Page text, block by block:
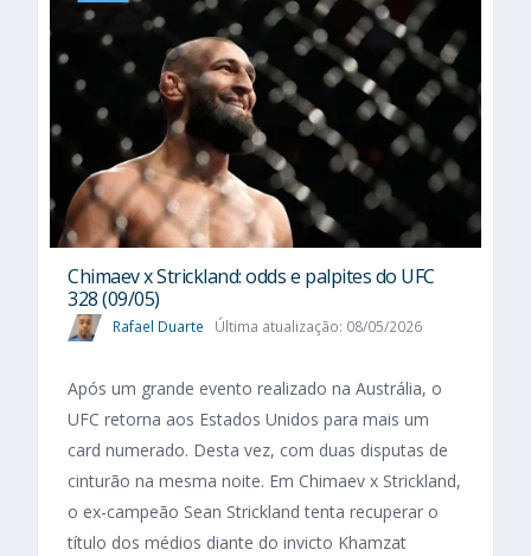
Chimaev x Strickland: odds e palpites do UFC
328 (09/05)
Rafael Duarte Última atualização: 08/05/2026
Após um grande evento realizado na Austrália, o
UFC retorna aos Estados Unidos para mais um
card numerado. Desta vez, com duas disputas de
cinturão na mesma noite. Em Chimaev x Strickland,
o ex-campeão Sean Strickland tenta recuperar o
título dos médios diante do invicto Khamzat